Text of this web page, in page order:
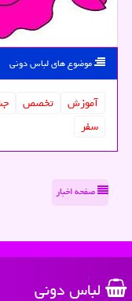
موضوع های لباس دونی
آموزش تخصص
سفر
صفحه اخبار
لباس دونی